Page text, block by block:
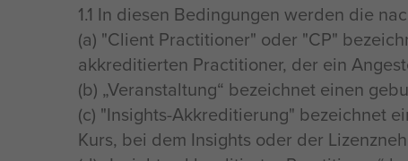
1.1 In diesen Bedingungen werden die
(a) "Client Practitioner" oder "CP"
akkreditierten Practitioner, der ein
(b) „Veranstaltung“ bezeichnet einen
(c) "Insights-Akkreditierung" bezeichnet
Kurs, bei dem Insights oder der